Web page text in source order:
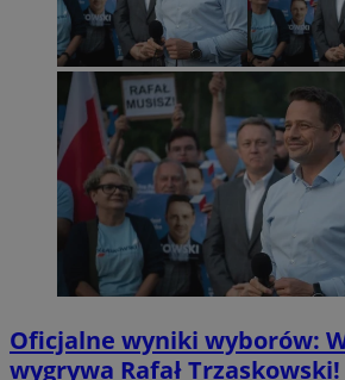
Oficjalne wyniki wyborów:
wygrywa Rafał Trzaskowski!